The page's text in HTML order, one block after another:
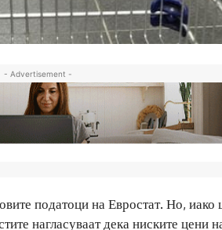
- Advertisement -
податоци на Евростат. Но, иако
нагласуваат дека ниските цени